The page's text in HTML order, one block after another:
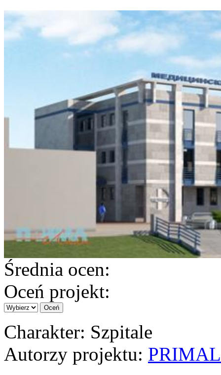
Średnia ocen:
Oceń projekt:
Charakter: Szpitale
Autorzy projektu: